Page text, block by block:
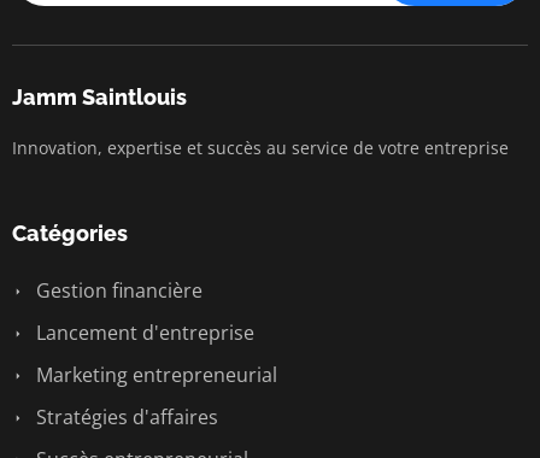
Jamm Saintlouis
Innovation, expertise et succès au service de votre entreprise
Catégories
Gestion financière
Lancement d'entreprise
Marketing entrepreneurial
Stratégies d'affaires